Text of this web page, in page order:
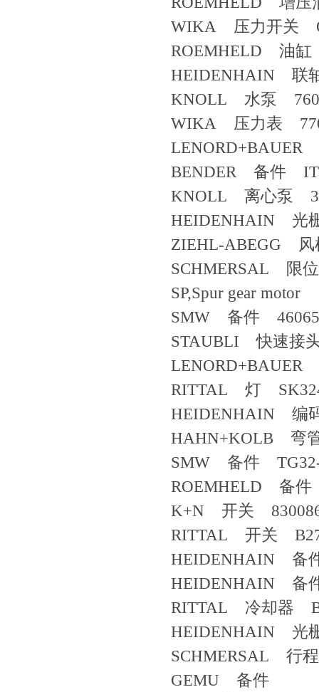
WIKA 压力开关
ROEMHELD 油缸
HEIDENHAIN 联
KNOLL 水泵
WIKA 压力表
LENORD+BAUER
BENDER 备件
KNOLL 离心泵
HEIDENHAIN 光
ZIEHL-ABEGG 风
SCHMERSAL 限
SP,Spur gear motor
SMW 备件
STAUBLI 快速接
RITTAL 灯
HEIDENHAIN 编
HAHN+KOLB 弯
SMW 备件 TG32-
ROEMHELD 备
K+N 开关
RITTAL 开关
HEIDENHAIN
HEIDENHAIN 备
RITTAL 冷却器
HEIDENHAIN 光
SCHMERSAL 行
GEMU 备件